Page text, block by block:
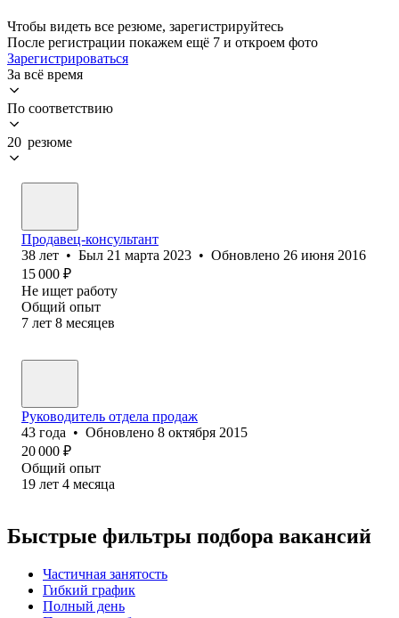
Чтобы видеть все резюме, зарегистрируйтесь
После регистрации покажем ещё 7 и откроем фото
Зарегистрироваться
За всё время
По соответствию
20 резюме
Продавец-консультант
38 лет • Был 21 марта 2023 • Обновлено 26 июня 2016
15 000 ₽
Не ищет работу
Общий опыт
7 лет 8 месяцев
Руководитель отдела продаж
43 года • Обновлено 8 октября 2015
20 000 ₽
Общий опыт
19 лет 4 месяца
Быстрые фильтры подбора вакансий
Частичная занятость
Гибкий график
Полный день